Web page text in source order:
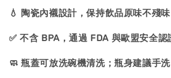
💧 陶瓷內襯設計，保持飲品原味不殘味
✅ 不含 BPA，通過 FDA 與歐盟安全認
🧼 瓶蓋可放洗碗機清洗；瓶身建議手洗